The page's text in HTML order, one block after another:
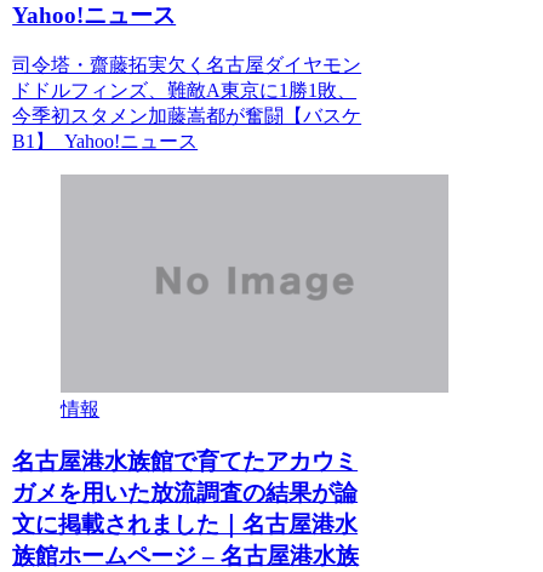
Yahoo!ニュース
司令塔・齋藤拓実欠く名古屋ダイヤモン
ドドルフィンズ、難敵A東京に1勝1敗、
今季初スタメン加藤嵩都が奮闘【バスケ
B1】 Yahoo!ニュース
情報
名古屋港水族館で育てたアカウミ
ガメを用いた放流調査の結果が論
文に掲載されました｜名古屋港水
族館ホームページ – 名古屋港水族